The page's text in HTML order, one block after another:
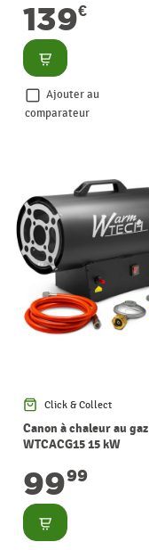
139€
Consulter
Ajouter au
comparateur
Click & Collect
Canon à chaleur au gaz
WTCACG15 15 kW
9999
Consulter